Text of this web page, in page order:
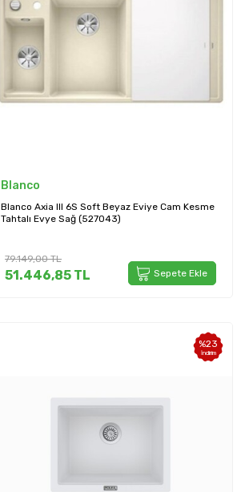
Blanco
Blanco Axia III 6S Soft Beyaz Eviye Cam Kesme
Tahtalı Evye Sağ (527043)
79.149,00TL
51.446,85 TL Sepete Ekle
%23
İndirim